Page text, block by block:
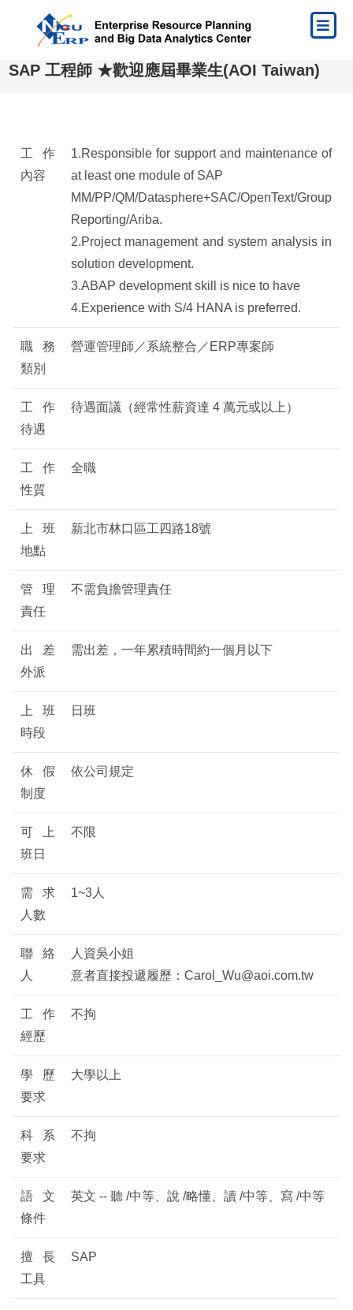
SAP 工程師 ★歡迎應屆畢業生(AOI Taiwan)
工作
內容
1.Responsible for support and maintenance of
at least one module of SAP
MM/PP/QM/Datasphere+SAC/OpenText/Group
Reporting/Ariba.
2.Project management and system analysis in
solution development.
3.ABAP development skill is nice to have
4.Experience with S/4 HANA is preferred.
職務
類別
營運管理師／系統整合／ERP專案師
工作
待遇
待遇面議（經常性薪資達 4 萬元或以上）
工作
性質
全職
上班
地點
新北市林口區工四路18號
管理
責任
不需負擔管理責任
出差
外派
需出差，一年累積時間約一個月以下
上班
時段
日班
休假
制度
依公司規定
可上
班日
不限
需求
人數
1~3人
聯絡
人
人資吳小姐
意者直接投遞履歷：Carol_Wu@aoi.com.tw
工作
經歷
不拘
學歷
要求
大學以上
科系
要求
不拘
語文
條件
英文 -- 聽 /中等、說 /略懂、讀 /中等、寫 /中等
擅長
工具
SAP